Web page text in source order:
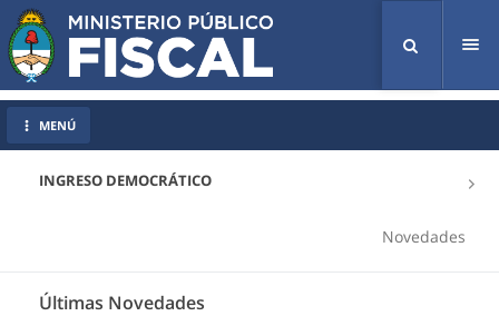
INGRESO DEMOCRÁTICO
Novedades
Últimas Novedades
MENÚ